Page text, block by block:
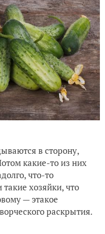
в сторону,
какие-то из них
что-то
хозяйки, что
— этакое
раскрытия.